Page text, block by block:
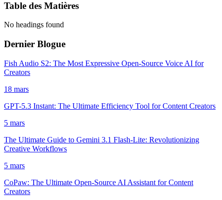
Table des Matières
No headings found
Dernier Blogue
Fish Audio S2: The Most Expressive Open-Source Voice AI for
Creators
18 mars
GPT-5.3 Instant: The Ultimate Efficiency Tool for Content Creators
5 mars
The Ultimate Guide to Gemini 3.1 Flash-Lite: Revolutionizing
Creative Workflows
5 mars
CoPaw: The Ultimate Open-Source AI Assistant for Content
Creators